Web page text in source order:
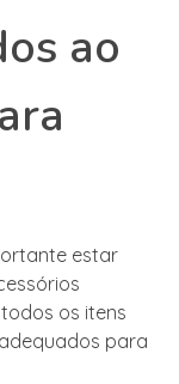
ao
estar
os itens
para